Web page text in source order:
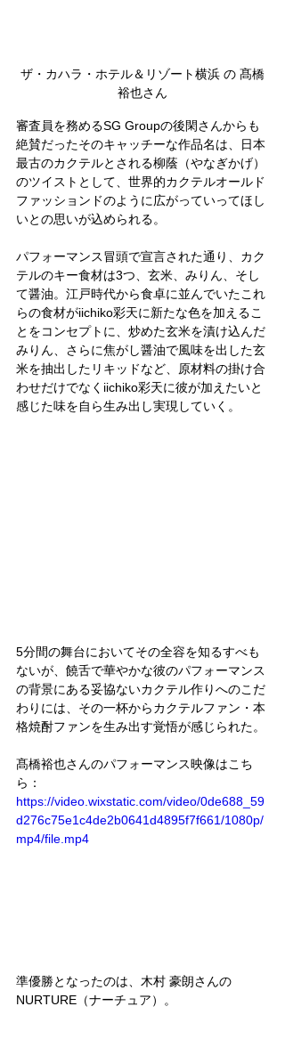
ザ・カハラ・ホテル＆リゾート横浜 の 髙橋
裕也さん
審査員を務めるSG Groupの後閑さんからも
絶賛だったそのキャッチーな作品名は、日本
最古のカクテルとされる柳蔭（やなぎかげ）
のツイストとして、世界的カクテルオールド
ファッションドのように広がっていってほし
いとの思いが込められる。
パフォーマンス冒頭で宣言された通り、カク
テルのキー食材は3つ、玄米、みりん、そし
て醤油。江戸時代から食卓に並んでいたこれ
らの食材がiichiko彩天に新たな色を加えるこ
とをコンセプトに、炒めた玄米を漬け込んだ
みりん、さらに焦がし醤油で風味を出した玄
米を抽出したリキッドなど、原材料の掛け合
わせだけでなくiichiko彩天に彼が加えたいと
感じた味を自ら生み出し実現していく。
5分間の舞台においてその全容を知るすべも
ないが、饒舌で華やかな彼のパフォーマンス
の背景にある妥協ないカクテル作りへのこだ
わりには、その一杯からカクテルファン・本
格焼酎ファンを生み出す覚悟が感じられた。
髙橋裕也さんのパフォーマンス映像はこち
ら：
https://video.wixstatic.com/video/0de688_59
d276c75e1c4de2b0641d4895f7f661/1080p/
mp4/file.mp4
準優勝となったのは、木村 豪朗さんの
NURTURE（ナーチュア）。